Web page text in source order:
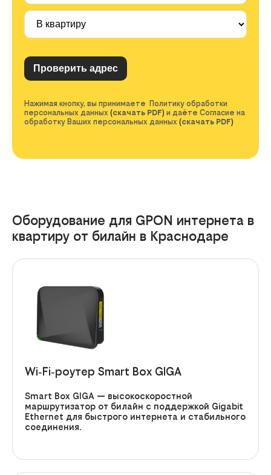
Нажимая кнопку, вы принимаете Политику обработки
персональных данных (скачать PDF) и даёте Согласие на
обработку Ваших персональных данных (скачать PDF)
Оборудование для GPON интернета в
квартиру от билайн в Краснодаре
Wi‑Fi‑роутер Smart Box GIGA
Smart Box GIGA — высокоскоростной
маршрутизатор от билайн с поддержкой Gigabit
Ethernet для быстрого интернета и стабильного
соединения.